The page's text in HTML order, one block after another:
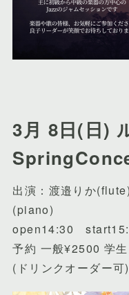
3月 8日(日)
出演：渡邉りか
(piano)
open14:30
予約 一般¥2500 学
(ドリンクオーダー可)